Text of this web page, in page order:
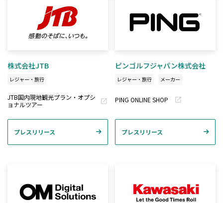
株式会社JTB
レジャー・旅行
JTB国内現地観光プラン・オプシ
ョナルツアー
プレスリリース
ピンゴルフジャパン株式会社
レジャー・旅行 メーカー
PING ONLINE SHOP
プレスリリース